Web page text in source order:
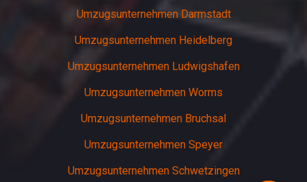
Umzugsunternehmen Darmstadt
Umzugsunternehmen Heidelberg
Umzugsunternehmen Ludwigshafen
Umzugsunternehmen Worms
Umzugsunternehmen Bruchsal
Umzugsunternehmen Speyer
Umzugsunternehmen Schwetzingen